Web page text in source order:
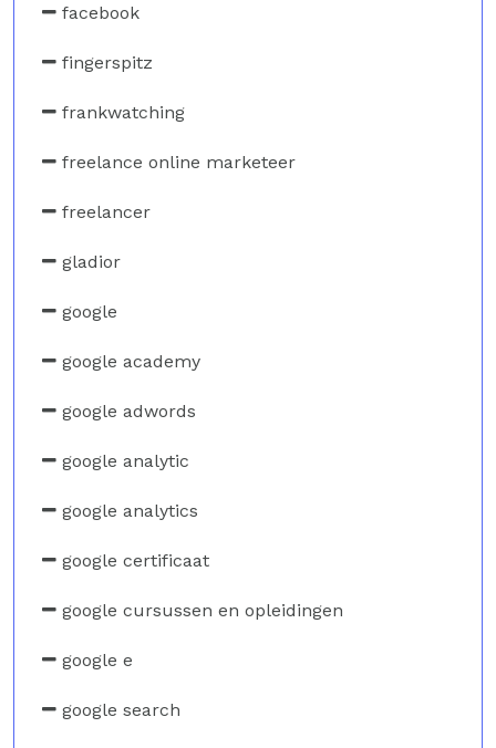
facebook
fingerspitz
frankwatching
freelance online marketeer
freelancer
gladior
google
google academy
google adwords
google analytic
google analytics
google certificaat
google cursussen en opleidingen
google e
google search